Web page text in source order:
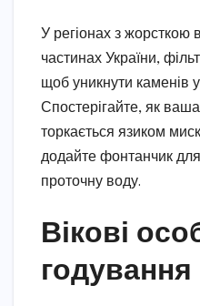
У регіонах з жорсткою
частинах України,
щоб уникнути каменів
Спостерігайте, як
торкається язиком
додайте фонтанчик
проточну воду.
Вікові
годування